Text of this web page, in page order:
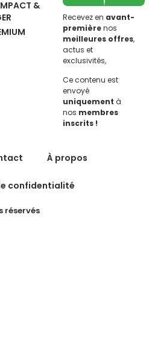
&
Recevez en avant-
premièrenos
meilleures offres,
actus et
exclusivités,
Ce contenu est
envoyé
uniquement à
nos membres
inscrits !
réservés
À propos
confidentialité